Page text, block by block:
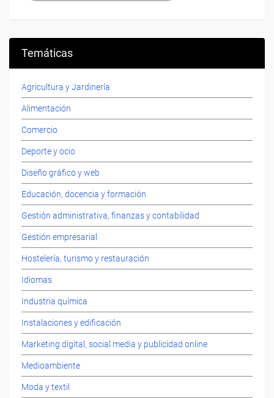
Temáticas
Agricultura y Jardinería
Alimentación
Comercio
Deporte y ocio
Diseño gráfico y web
Educación, docencia y formación
Gestión administrativa, finanzas y contabilidad
Gestión empresarial
Hostelería, turismo y restauración
Idiomas
Industria química
Instalaciones y edificación
Marketing digital, social media y publicidad online
Medioambiente
Moda y textil